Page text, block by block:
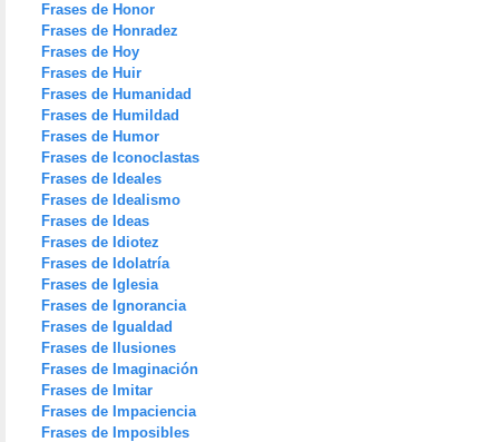
Frases de Honor
Frases de Honradez
Frases de Hoy
Frases de Huir
Frases de Humanidad
Frases de Humildad
Frases de Humor
Frases de Iconoclastas
Frases de Ideales
Frases de Idealismo
Frases de Ideas
Frases de Idiotez
Frases de Idolatría
Frases de Iglesia
Frases de Ignorancia
Frases de Igualdad
Frases de Ilusiones
Frases de Imaginación
Frases de Imitar
Frases de Impaciencia
Frases de Imposibles